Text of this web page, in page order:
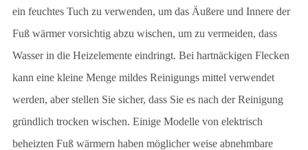
ein feuchtes Tuch zu verwenden, um das Äußere und Innere der
Fuß wärmer vorsichtig abzu wischen, um zu vermeiden, dass
Wasser in die Heizelemente eindringt. Bei hartnäckigen Flecken
kann eine kleine Menge mildes Reinigungs mittel verwendet
werden, aber stellen Sie sicher, dass Sie es nach der Reinigung
gründlich trocken wischen. Einige Modelle von elektrisch
beheizten Fuß wärmern haben möglicher weise abnehmbare